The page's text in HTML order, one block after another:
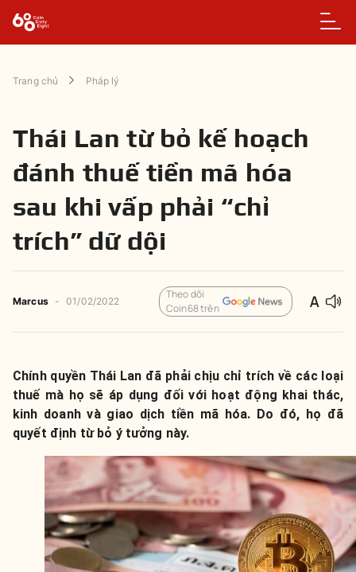
Trang chủ Pháp lý
Thái Lan từ bỏ kế hoạch
đánh thuế tiền mã hóa
sau khi vấp phải “chỉ
trích” dữ dội
Marcus - 01/02/2022
Theo dõi
Coin68 trên
Chính quyền Thái Lan đã phải chịu chỉ trích về các loại
thuế mà họ sẽ áp dụng đối với hoạt động khai thác,
kinh doanh và giao dịch tiền mã hóa. Do đó, họ đã
quyết định từ bỏ ý tưởng này.